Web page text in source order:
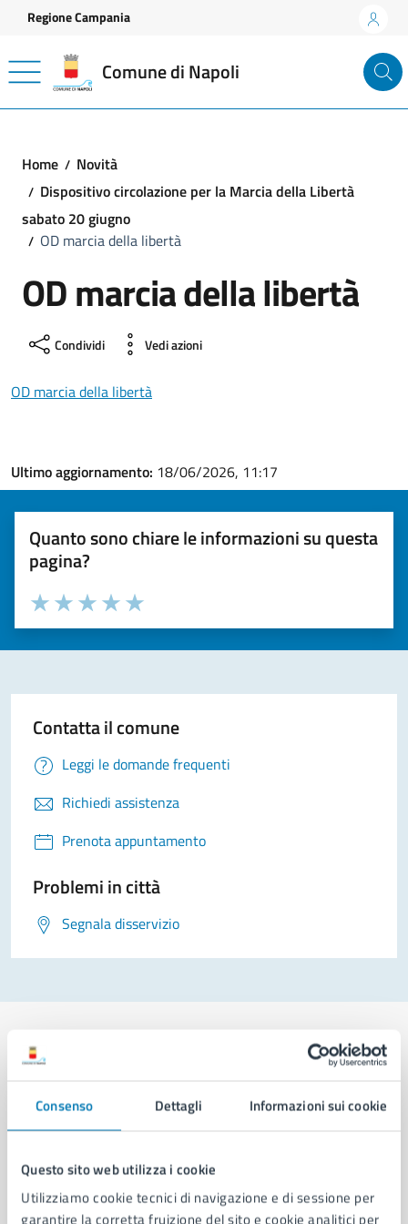
Consenso Dettagli Informazioni sui cookie
Questo sito web utilizza i cookie
Utilizziamo cookie tecnici di navigazione e di sessione per
garantire la corretta fruizione del sito e cookie analitici per
Vai ai contenuti
Vai al footer
Regione Campania
Comune di Napoli
Home
Novità
Dispositivo circolazione per la Marcia della Libertà
sabato 20 giugno
OD marcia della libertà
OD marcia della libertà
Condividi Vedi azioni
OD marcia della libertà
Ultimo aggiornamento: 18/06/2026, 11:17
Quanto sono chiare le informazioni su questa
pagina?
Valuta la chiarezza delle informazioni (da 1 a 5 stelle)
Seleziona il numero di stelle per valutare la chiarezza delle
Valuta 5 stelle su 5
Valuta 4 stelle su 5
Valuta 3 stelle su 5
Valuta 2 stelle su 5
Valuta 1 stelle su 5
Contatta il comune
Leggi le domande frequenti
Richiedi assistenza
Prenota appuntamento
Problemi in città
Segnala disservizio
Comune di Napoli
Organi di governo